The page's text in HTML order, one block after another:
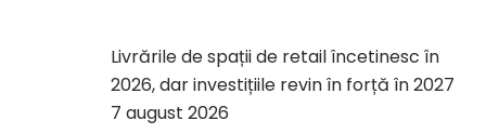
Livrările de spații de retail încetinesc în
2026, dar investițiile revin în forță în 2027
7 august 2026